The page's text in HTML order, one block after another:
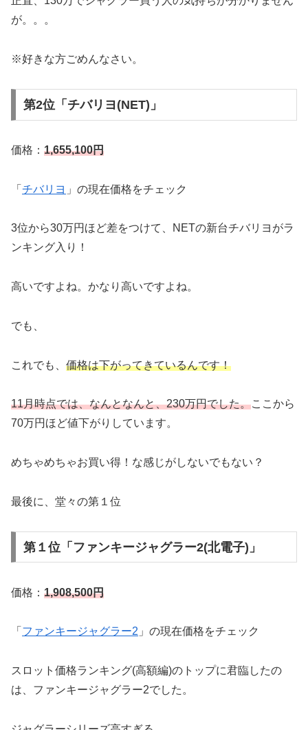
が。。。
※好きな方ごめんなさい。
第2位「チバリヨ(NET)」
価格： 1,655,100円
「 チバリヨ 」の現在価格をチェック
3位から30万円ほど差をつけて、NETの新台チバリヨがラ
ンキング入り！
高いですよね。かなり高いですよね。
でも、
これでも、 価格は下がってきているんです！
11月時点では、なんとなんと、230万円でした。ここから
70万円ほど値下がりしています。
めちゃめちゃお買い得！な感じがしないでもない？
最後に、堂々の第１位
第１位「ファンキージャグラー2(北電子)」
価格： 1,908,500円
「 ファンキージャグラー2 」の現在価格をチェック
スロット価格ランキング(高額編)のトップに君臨したの
は、ファンキージャグラー2でした。